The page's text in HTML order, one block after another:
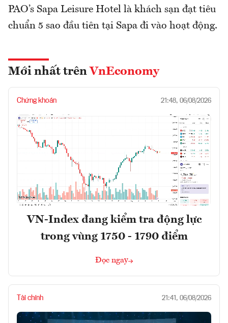
PAO’s Sapa Leisure Hotel là khách sạn đạt tiêu
chuẩn 5 sao đầu tiên tại Sapa đi vào hoạt động.
Mới nhất trên VnEconomy
Chứng khoán 21:48, 06/08/2026
VN-Index đang kiểm tra động lực
trong vùng 1750 - 1790 điểm
Đọc ngay
Tài chính 21:41, 06/08/2026